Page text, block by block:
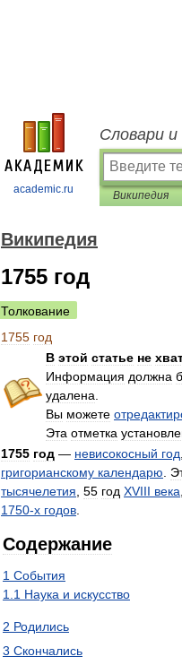
academic.ru
Словари и
Википедия
Википедия
1755 год
Толкование
1755 год
В этой статье не
Информация должна
удалена
Вы можете
Эта отметка
1755 год — невисокосный год
григорианскому календарю
тысячелетия 55 год XVIII века
1750-х годов
Содержание
1 События
1 1 Наука и искусство
2 Родились
3 Скончались